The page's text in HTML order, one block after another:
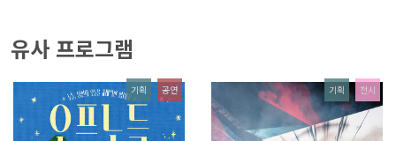
유사 프로그램
기획 공연 기획 전시